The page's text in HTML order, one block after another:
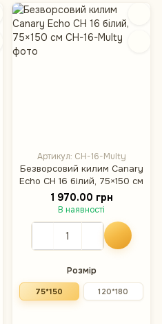
Артикул: CH-16-Multy
Безворсовий килим Canary
Echo CH 16 білий, 75×150 см
1 970.00 грн
В наявності
Розмір
75*150 120*180